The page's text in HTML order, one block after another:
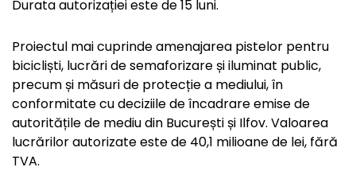
Durata autorizației este de 15 luni.
Proiectul mai cuprinde amenajarea pistelor pentru
bicicliști, lucrări de semaforizare și iluminat public,
precum și măsuri de protecție a mediului, în
conformitate cu deciziile de încadrare emise de
autoritățile de mediu din București și Ilfov. Valoarea
lucrărilor autorizate este de 40,1 milioane de lei, fără
TVA.